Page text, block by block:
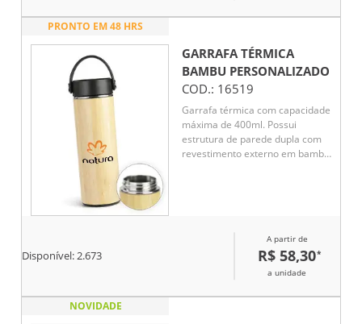
PRONTO EM 48 HRS
GARRAFA TÉRMICA
BAMBU PERSONALIZADO
COD.: 16519
Garrafa térmica com capacidade
máxima de 400ml. Possui
estrutura de parede dupla com
revestimento externo em bambu
Disponível:2.673
A partir de
R$ 58,30*
a unidade
NOVIDADE